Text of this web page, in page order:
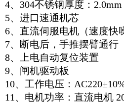
4、304不锈钢厚度：2.0mm
5、进口速通机芯
6、直流伺服电机（速度快
7、断电后，手推摆臂通行
8、上电自动复位装置
9、闸机驱动板
10、工作电压：
11、电机功率：直流电机